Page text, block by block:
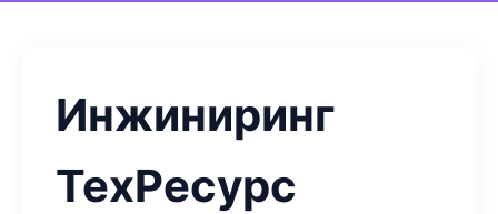
Инжиниринг
ТехРесурс